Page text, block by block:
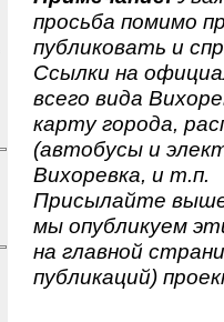
просьба помимо
публиковать и
Ссылки на
всего вида
карту города,
(автобусы и
Вихоревка, и т.п.
Присылайте
мы опубликуем
на главной
публикаций)